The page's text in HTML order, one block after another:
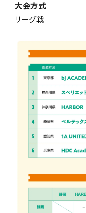
大会方式
リーグ戦